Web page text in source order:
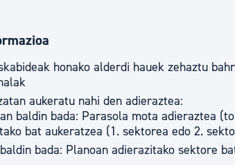
honako alderdi hauek zehaztu
aukeratu nahi den adieraztea:
baldin bada: Parasola mota adieraztea
bat aukeratzea (1. sektorea edo 2.
bada: Planoan adierazitako sektore